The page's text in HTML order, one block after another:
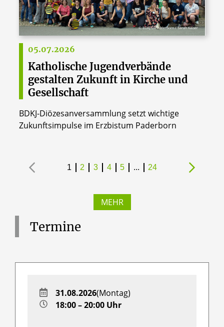
© BDKJ DV Paderborn / Sarah Kaiser
05.07.2026
Katholische Jugendverbände
gestalten Zukunft in Kirche und
Gesellschaft
BDKJ-Diözesanversammlung setzt wichtige
Zukunftsimpulse im Erzbistum Paderborn
1 2 3 4 5 ... 24
MEHR
Termine
31.08.2026(Montag)
18:00 – 20:00 Uhr